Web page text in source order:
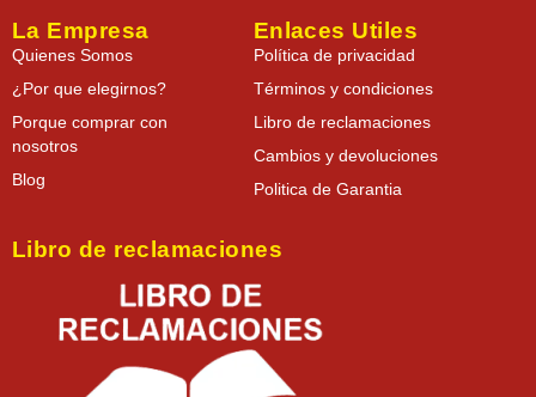
La Empresa
Quienes Somos
¿Por que elegirnos?
Porque comprar con
nosotros
Blog
Enlaces Utiles
Política de privacidad
Términos y condiciones
Libro de reclamaciones
Cambios y devoluciones
Politica de Garantia
Libro de reclamaciones